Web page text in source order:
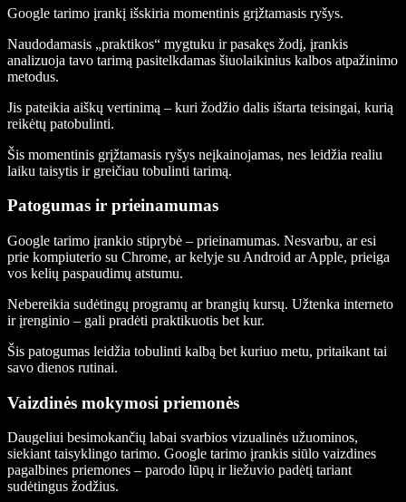
Google tarimo įrankį išskiria momentinis grįžtamasis ryšys.
Naudodamasis „praktikos“ mygtuku ir pasakęs žodį, įrankis
analizuoja tavo tarimą pasitelkdamas šiuolaikinius kalbos atpažinimo
metodus.
Jis pateikia aiškų vertinimą – kuri žodžio dalis ištarta teisingai, kurią
reikėtų patobulinti.
Šis momentinis grįžtamasis ryšys neįkainojamas, nes leidžia realiu
laiku taisytis ir greičiau tobulinti tarimą.
Patogumas ir prieinamumas
Google tarimo įrankio stiprybė – prieinamumas. Nesvarbu, ar esi
prie kompiuterio su Chrome, ar kelyje su Android ar Apple, prieiga
vos kelių paspaudimų atstumu.
Nebereikia sudėtingų programų ar brangių kursų. Užtenka interneto
ir įrenginio – gali pradėti praktikuotis bet kur.
Šis patogumas leidžia tobulinti kalbą bet kuriuo metu, pritaikant tai
savo dienos rutinai.
Vaizdinės mokymosi priemonės
Daugeliui besimokančių labai svarbios vizualinės užuominos,
siekiant taisyklingo tarimo. Google tarimo įrankis siūlo vaizdines
pagalbines priemones – parodo lūpų ir liežuvio padėtį tariant
sudėtingus žodžius.